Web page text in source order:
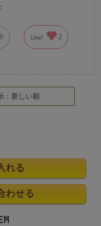
0 Like! 2
：新しい順